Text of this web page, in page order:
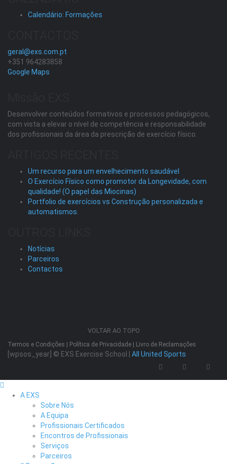
Calendário: Formações
geral@exs.com.pt
+351 964283858
Google Maps
Desenvolver conteúdos formativos e processos pedagógicos,
com vista a elevar o nível de competência e responsabilidade
dos profissionais da área da prescrição de exercício físico.
Um recurso para um envelhecimento saudável
O Exercício Físico como promotor da Longevidade, com
qualidade! (O papel das Miocinas)
Portfolio de exercícios vs Construção personalizada e
automatismos.
Notícias
Parceiros
Contactos
VOLTAR AO TOPO
Termos e Condições Política de Privacidade Livro de Reclamações
[wpsos_year] © EXS Exercise School | All United Sports
A EXS
Sobre Nós
A Equipa
Profissionais Certificados
Encontros de Profissionais
Serviços
Parceiros